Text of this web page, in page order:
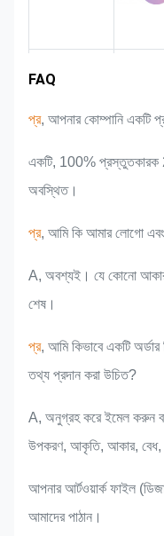
শিল্প অভিজ্ঞতা
FAQ
প্র, আপনার কোম্পানি একটি
একটি, 100% প্রস্তুতকারক
অবস্থিত।
প্র, আমি কি আমার লোগো
A, অবশ্যই। যে কোনো
শেষ।
প্র, আমি কিভাবে একটি অর্ডার
তথ্য প্রদান করা উচিত?
A, অনুগ্রহ করে ইমেল করুন
উপকরণ, আকৃতি, আকার, বেধ,
আপনার আর্টওয়ার্ক ফাইল
আমাদের পাঠান।